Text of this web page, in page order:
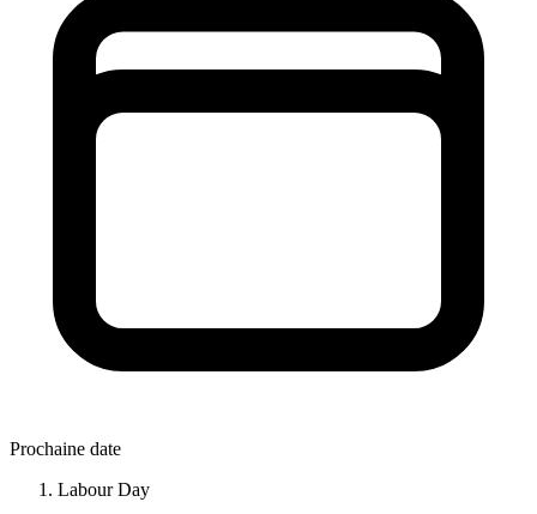
Prochaine date
Labour Day